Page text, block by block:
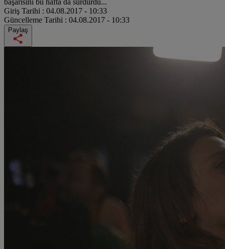
Giriş Tarihi : 04.08.2017 - 10:33
Güncelleme Tarihi : 04.08.2017 - 10:33
Paylaş